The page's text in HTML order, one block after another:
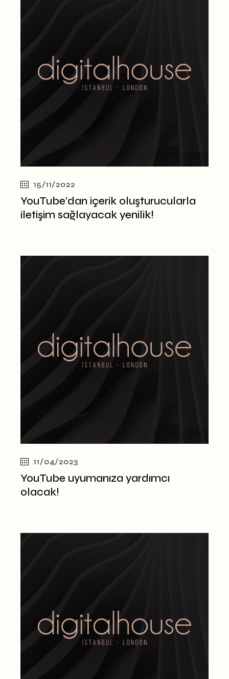
15/11/2022
YouTube’dan içerik oluşturucularla
iletişim sağlayacak yenilik!
11/04/2023
YouTube uyumanıza yardımcı
olacak!